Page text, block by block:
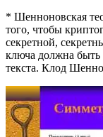
* Шенноновская
того, чтобы
секретной,
ключа должна быть
текста. Клод